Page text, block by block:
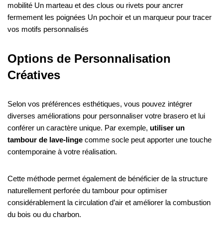
mobilité Un marteau et des clous ou rivets pour ancrer
fermement les poignées Un pochoir et un marqueur pour tracer
vos motifs personnalisés
Options de Personnalisation
Créatives
Selon vos préférences esthétiques, vous pouvez intégrer
diverses améliorations pour personnaliser votre brasero et lui
conférer un caractère unique. Par exemple, utiliser un
tambour de lave-linge comme socle peut apporter une touche
contemporaine à votre réalisation.
Cette méthode permet également de bénéficier de la structure
naturellement perforée du tambour pour optimiser
considérablement la circulation d’air et améliorer la combustion
du bois ou du charbon.